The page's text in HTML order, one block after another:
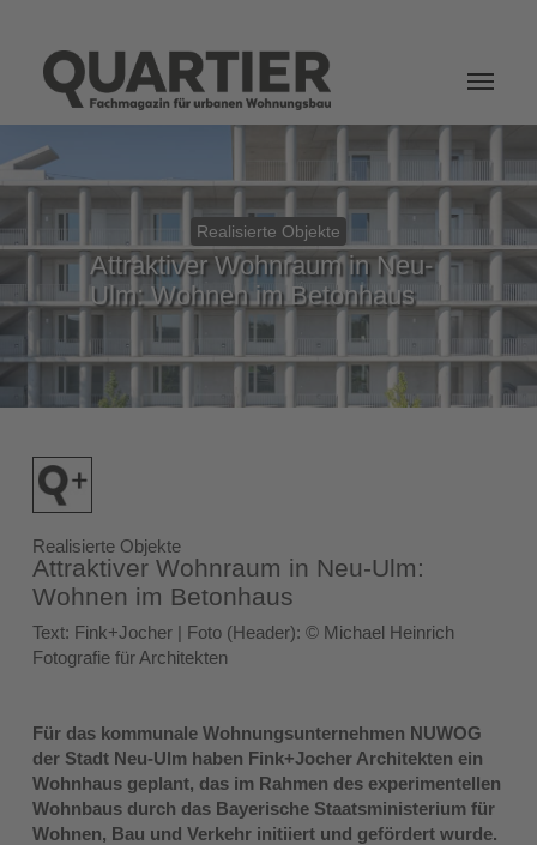
Realisierte Objekte
Attraktiver Wohnraum in Neu-
Ulm: Wohnen im Betonhaus
Realisierte Objekte
Attraktiver Wohnraum in Neu-Ulm:
Wohnen im Betonhaus
Text: Fink+Jocher | Foto (Header): © Michael Heinrich
Fotografie für Architekten
Für das kommunale Wohnungsunternehmen NUWOG
der Stadt Neu‑Ulm haben Fink+Jocher Architekten ein
Wohnhaus geplant, das im Rahmen des experimentellen
Wohnbaus durch das Bayerische Staatsministerium für
Wohnen, Bau und Verkehr initiiert und gefördert wurde.